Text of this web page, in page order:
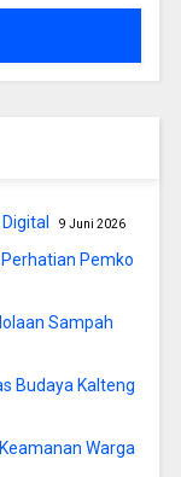
9 Juni 2026
Pemko
Sampah
Budaya Kalteng
Warga